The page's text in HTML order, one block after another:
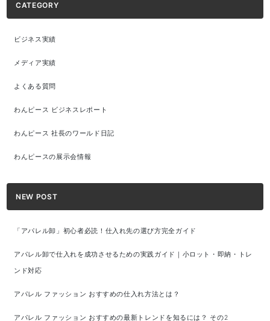
CATEGORY
ビジネス実績
メディア実績
よくある質問
わんピース ビジネスレポート
わんピース 社長のワールド日記
わんピースの展示会情報
NEW POST
「アパレル卸」初心者必読！仕入れ先の選び方完全ガイド
アパレル卸で仕入れを成功させるための実践ガイド｜小ロット・即納・トレ
ンド対応
アパレル ファッション おすすめの仕入れ方法とは？
アパレル ファッション おすすめの最新トレンドを知るには？ その2